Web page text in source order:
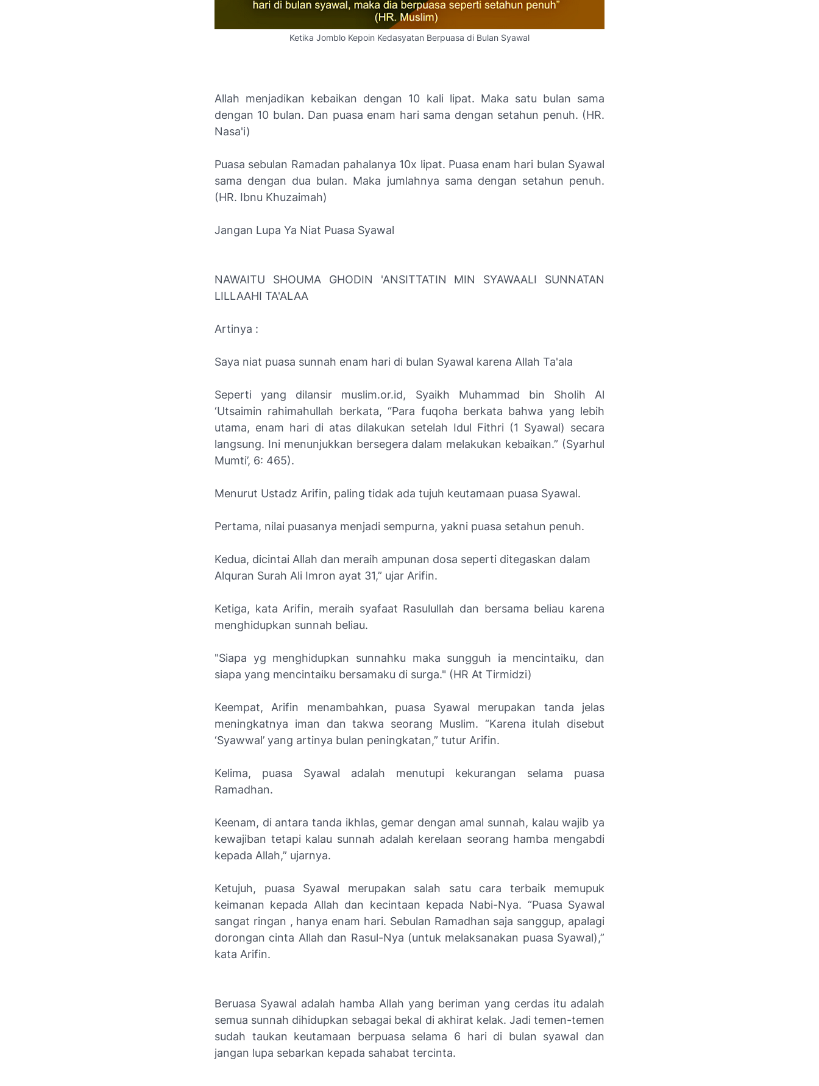
Ketika Jomblo Kepoin Kedasyatan Berpuasa di Bulan Syawal
Allah menjadikan kebaikan dengan 10 kali lipat. Maka satu bulan sama
dengan 10 bulan. Dan puasa enam hari sama dengan setahun penuh. (HR.
Nasa'i)
Puasa sebulan Ramadan pahalanya 10x lipat. Puasa enam hari bulan Syawal
sama dengan dua bulan. Maka jumlahnya sama dengan setahun penuh.
(HR. Ibnu Khuzaimah)
Jangan Lupa Ya Niat Puasa Syawal
NAWAITU SHOUMA GHODIN 'ANSITTATIN MIN SYAWAALI SUNNATAN
LILLAAHI TA'ALAA
Artinya :
Saya niat puasa sunnah enam hari di bulan Syawal karena Allah Ta'ala
Seperti yang dilansir muslim.or.id, Syaikh Muhammad bin Sholih Al
‘Utsaimin rahimahullah berkata, “Para fuqoha berkata bahwa yang lebih
utama, enam hari di atas dilakukan setelah Idul Fithri (1 Syawal) secara
langsung. Ini menunjukkan bersegera dalam melakukan kebaikan.” (Syarhul
Mumti’, 6: 465).
Menurut Ustadz Arifin, paling tidak ada tujuh keutamaan puasa Syawal.
Pertama, nilai puasanya menjadi sempurna, yakni puasa setahun penuh.
Kedua, dicintai Allah dan meraih ampunan dosa seperti ditegaskan dalam
Alquran Surah Ali Imron ayat 31,” ujar Arifin.
Ketiga, kata Arifin, meraih syafaat Rasulullah dan bersama beliau karena
menghidupkan sunnah beliau.
"Siapa yg menghidupkan sunnahku maka sungguh ia mencintaiku, dan
siapa yang mencintaiku bersamaku di surga." (HR At Tirmidzi)
Keempat, Arifin menambahkan, puasa Syawal merupakan tanda jelas
meningkatnya iman dan takwa seorang Muslim. “Karena itulah disebut
‘Syawwal’ yang artinya bulan peningkatan,” tutur Arifin.
Kelima, puasa Syawal adalah menutupi kekurangan selama puasa
Ramadhan.
Keenam, di antara tanda ikhlas, gemar dengan amal sunnah, kalau wajib ya
kewajiban tetapi kalau sunnah adalah kerelaan seorang hamba mengabdi
kepada Allah,” ujarnya.
Ketujuh, puasa Syawal merupakan salah satu cara terbaik memupuk
keimanan kepada Allah dan kecintaan kepada Nabi-Nya. “Puasa Syawal
sangat ringan , hanya enam hari. Sebulan Ramadhan saja sanggup, apalagi
dorongan cinta Allah dan Rasul-Nya (untuk melaksanakan puasa Syawal),”
kata Arifin.
Beruasa Syawal adalah hamba Allah yang beriman yang cerdas itu adalah
semua sunnah dihidupkan sebagai bekal di akhirat kelak. Jadi temen-temen
sudah taukan keutamaan berpuasa selama 6 hari di bulan syawal dan
jangan lupa sebarkan kepada sahabat tercinta.